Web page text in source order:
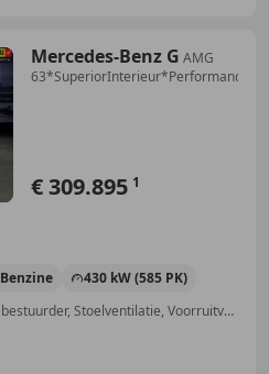
Mercedes-Benz G AMG
€ 309.895 1
Benzine
430 kW (585 PK)
Open dak, Lendensteun, Airbag bestuurder, Stoelventilatie, Voorruitverwarming, Stoelverwarming, Standkachel, Cruise control